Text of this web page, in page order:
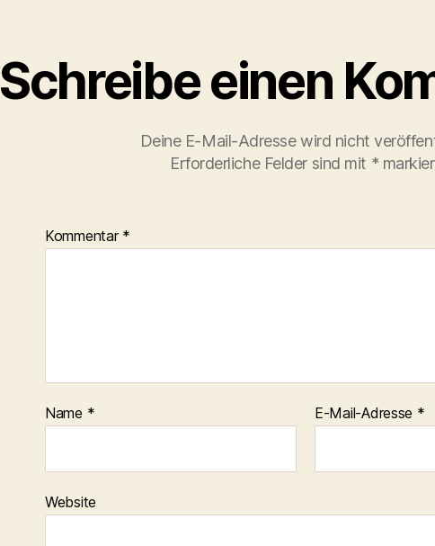
Schreibe einen
Deine E-Mail-Adresse wird nicht
Erforderliche Felder sind mit *
Kommentar *
Name * E-Mail-Adresse *
Website